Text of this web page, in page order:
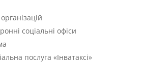
соціальні офіси
послуга «Інватаксі»